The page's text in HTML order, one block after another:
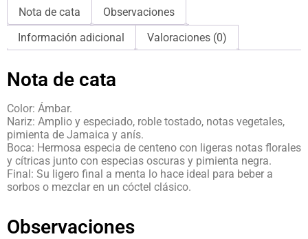
Nota de cata
Observaciones
Información adicional
Valoraciones (0)
Nota de cata
Color: Ámbar.
Nariz: Amplio y especiado, roble tostado, notas vegetales,
pimienta de Jamaica y anís.
Boca: Hermosa especia de centeno con ligeras notas florales
y cítricas junto con especias oscuras y pimienta negra.
Final: Su ligero final a menta lo hace ideal para beber a
sorbos o mezclar en un cóctel clásico.
Observaciones